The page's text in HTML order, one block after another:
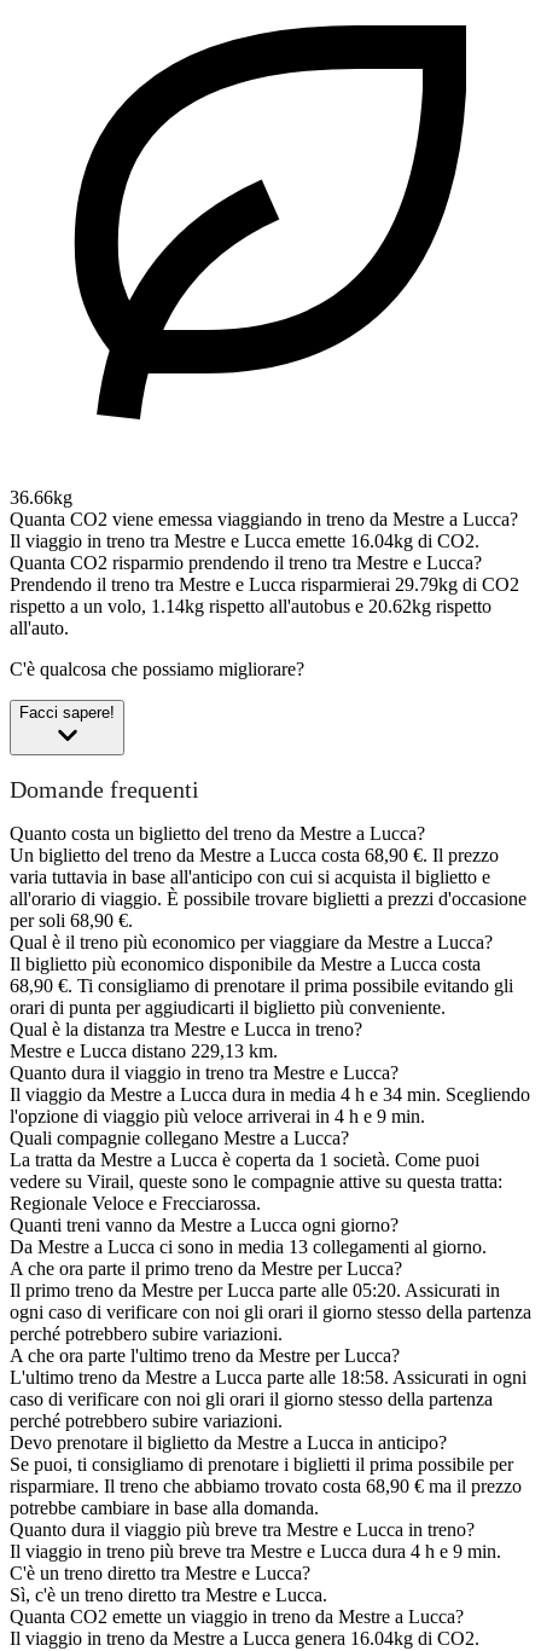
36.66kg
Quanta CO2 viene emessa viaggiando in treno da Mestre a Lucca?
Il viaggio in treno tra Mestre e Lucca emette 16.04kg di CO2.
Quanta CO2 risparmio prendendo il treno tra Mestre e Lucca?
Prendendo il treno tra Mestre e Lucca risparmierai 29.79kg di CO2
rispetto a un volo, 1.14kg rispetto all'autobus e 20.62kg rispetto
all'auto.
C'è qualcosa che possiamo migliorare?
Facci sapere!
Domande frequenti
Quanto costa un biglietto del treno da Mestre a Lucca?
Un biglietto del treno da Mestre a Lucca costa 68,90 €. Il prezzo
varia tuttavia in base all'anticipo con cui si acquista il biglietto e
all'orario di viaggio. È possibile trovare biglietti a prezzi d'occasione
per soli 68,90 €.
Qual è il treno più economico per viaggiare da Mestre a Lucca?
Il biglietto più economico disponibile da Mestre a Lucca costa
68,90 €. Ti consigliamo di prenotare il prima possibile evitando gli
orari di punta per aggiudicarti il biglietto più conveniente.
Qual è la distanza tra Mestre e Lucca in treno?
Mestre e Lucca distano 229,13 km.
Quanto dura il viaggio in treno tra Mestre e Lucca?
Il viaggio da Mestre a Lucca dura in media 4 h e 34 min. Scegliendo
l'opzione di viaggio più veloce arriverai in 4 h e 9 min.
Quali compagnie collegano Mestre a Lucca?
La tratta da Mestre a Lucca è coperta da 1 società. Come puoi
vedere su Virail, queste sono le compagnie attive su questa tratta:
Regionale Veloce e Frecciarossa.
Quanti treni vanno da Mestre a Lucca ogni giorno?
Da Mestre a Lucca ci sono in media 13 collegamenti al giorno.
A che ora parte il primo treno da Mestre per Lucca?
Il primo treno da Mestre per Lucca parte alle 05:20. Assicurati in
ogni caso di verificare con noi gli orari il giorno stesso della partenza
perché potrebbero subire variazioni.
A che ora parte l'ultimo treno da Mestre per Lucca?
L'ultimo treno da Mestre a Lucca parte alle 18:58. Assicurati in ogni
caso di verificare con noi gli orari il giorno stesso della partenza
perché potrebbero subire variazioni.
Devo prenotare il biglietto da Mestre a Lucca in anticipo?
Se puoi, ti consigliamo di prenotare i biglietti il prima possibile per
risparmiare. Il treno che abbiamo trovato costa 68,90 € ma il prezzo
potrebbe cambiare in base alla domanda.
Quanto dura il viaggio più breve tra Mestre e Lucca in treno?
Il viaggio in treno più breve tra Mestre e Lucca dura 4 h e 9 min.
C'è un treno diretto tra Mestre e Lucca?
Sì, c'è un treno diretto tra Mestre e Lucca.
Quanta CO2 emette un viaggio in treno da Mestre a Lucca?
Il viaggio in treno da Mestre a Lucca genera 16.04kg di CO2.